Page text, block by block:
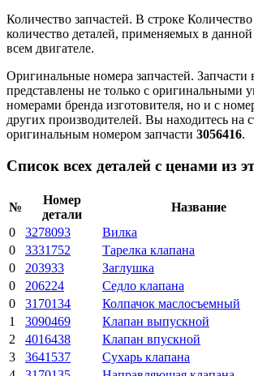
Количество запчастей. В строке
количество деталей, применяемых в
всем двигателе.
Оригинальные номера запчастей. Запчасти
представлены не только с оригинальными
номерами бренда изготовителя, но и с
других производителей. Вы находитесь на
оригинальным номером запчасти 3056416.
Список всех деталей с ценами из
№
Номер
детали
Название
0
3278093 Вилка
0
3331752 Тарелка клапана
0
203933 Заглушка
0
206224 Седло клапана
0
3170134 Колпачок маслосъемный
1
3090469 Клапан выпускной
2
4016438 Клапан впускной
3
3641537 Сухарь клапана